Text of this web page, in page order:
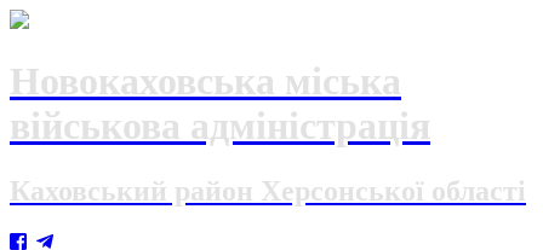
Новокаховська міська
військова адміністрація
Каховський район Херсонської області